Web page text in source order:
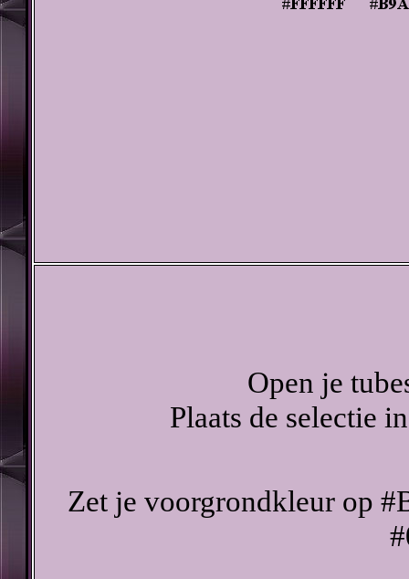
Open je
Plaats de selectie
Zet je voorgrondkleur op